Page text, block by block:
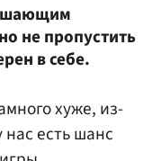
не пропустить
в себе.
хуже, из-
есть шанс